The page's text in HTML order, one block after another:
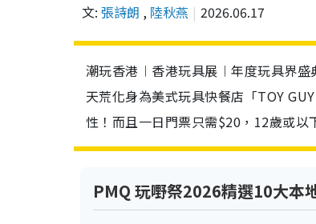
文: 張詩朗 , 陸秋燕 2026.06.17
潮玩香港︱香港玩具展︱年度玩具界
天荒化身為美式玩具快餐店「TOY
性！而且一日門票只需$20，12歲或以
PMQ 玩嘢祭2026精選10大本